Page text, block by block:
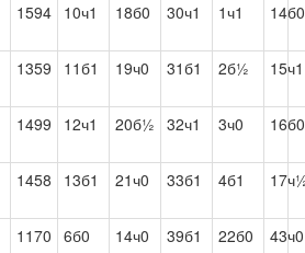
1594 10ч1 18б0 30ч1 1ч1 14б0
1359 11б1 19ч0 31б1 2б½ 15ч1
1499 12ч1 20б½ 32ч1 3ч0 16б0
1458 13б1 21ч0 33б1 4б1
1170 6б0 14ч0 39б1 22б0 43ч0